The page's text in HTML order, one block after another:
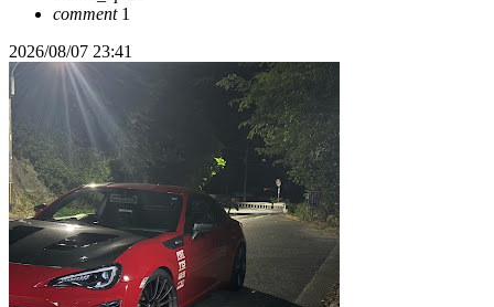
comment1
2026/08/07 23:41